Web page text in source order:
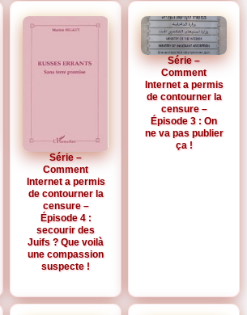
Série –
Comment
Internet a permis
de contourner la
censure –
Épisode 4 :
secourir des
Juifs ? Que voilà
une compassion
suspecte !
Série –
Comment
Internet a permis
de contourner la
censure –
Épisode 3 : On
ne va pas publier
ça !